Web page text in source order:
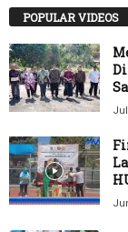
POPULAR VIDEOS